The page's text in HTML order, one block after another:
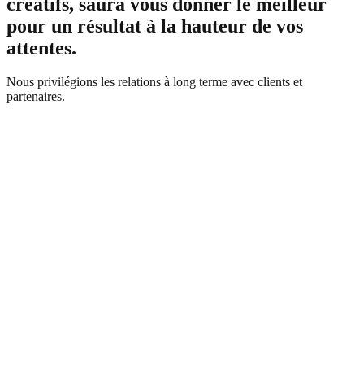
pour un résultat à la hauteur de vos
attentes.
Nous privilégions les relations à long terme avec clients et
partenaires.